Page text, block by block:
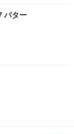
パター